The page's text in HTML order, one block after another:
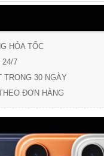
HỎA TỐC
24/7
TRONG 30 NGÀY
ĐƠN HÀNG